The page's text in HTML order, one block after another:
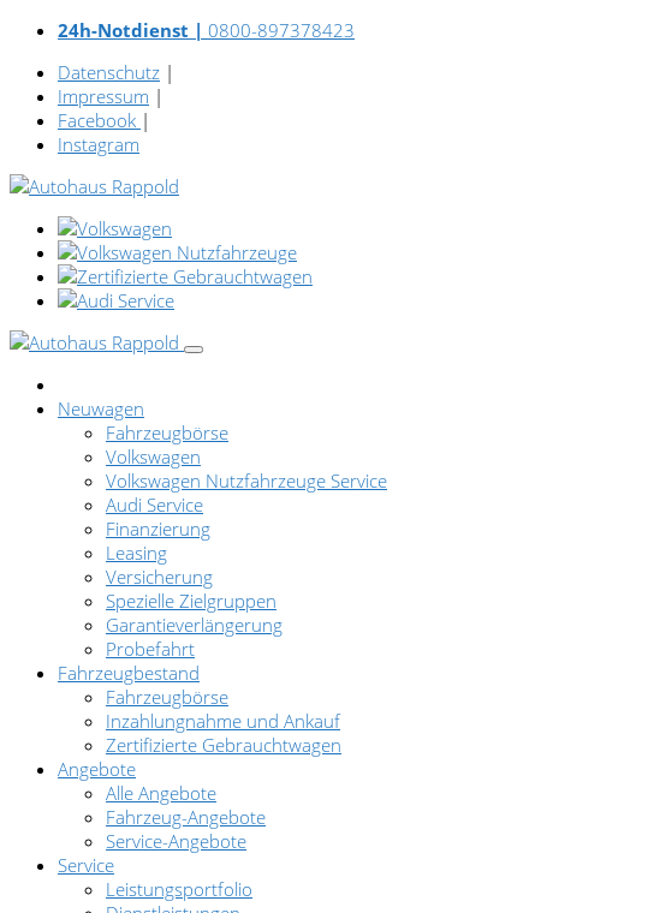
24h-Notdienst | 0800-897378423
Datenschutz |
Impressum |
Facebook |
Instagram
Neuwagen
Fahrzeugbörse
Volkswagen
Volkswagen Nutzfahrzeuge Service
Audi Service
Finanzierung
Leasing
Versicherung
Spezielle Zielgruppen
Garantieverlängerung
Probefahrt
Fahrzeugbestand
Fahrzeugbörse
Inzahlungnahme und Ankauf
Zertifizierte Gebrauchtwagen
Angebote
Alle Angebote
Fahrzeug-Angebote
Service-Angebote
Service
Leistungsportfolio